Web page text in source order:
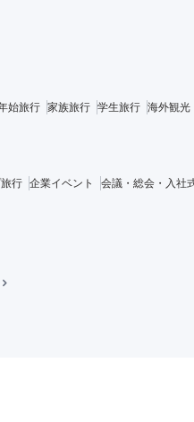
始旅行 家族旅行 学生旅行 海外観光
行 企業イベント 会議・総会・入社